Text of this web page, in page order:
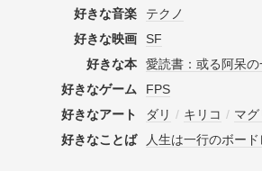
好きな音楽
テクノ
好きな映画
SF
好きな本
愛読書：或る阿呆の
好きなゲーム
FPS
好きなアート
ダリ / キリコ / マグ
好きなことば
人生は一行のボー